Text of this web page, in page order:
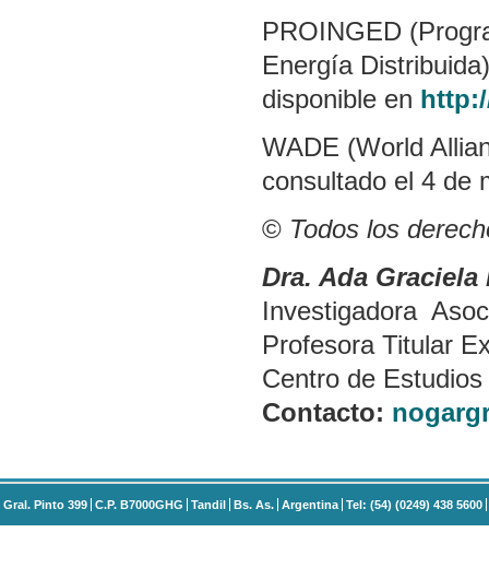
PROINGED
Energía
disponible en
WADE (World
consultado el 4 de
© Todos los
Dra. Ada Graciela
Investigadora
Profesora Titular
Centro de
Contacto:
Gral. Pinto 399 C.P. B7000GHG Tandil Bs. As. Argentina Tel: (54) (0249) 438 5600